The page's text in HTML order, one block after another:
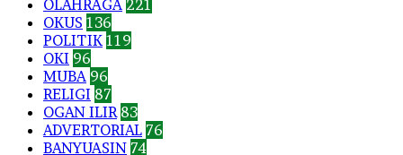
OLAHRAGA 221
OKUS 136
POLITIK 119
OKI 96
MUBA 96
RELIGI 87
OGAN ILIR 83
ADVERTORIAL 76
BANYUASIN 74